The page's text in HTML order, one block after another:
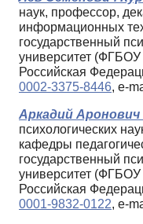
наук, профессор,
информационных
государственный
университет
Российская
0002-3375-8446, e-
Аркадий Аронович
психологических
кафедры
государственный
университет
Российская
0001-9832-0122, e-